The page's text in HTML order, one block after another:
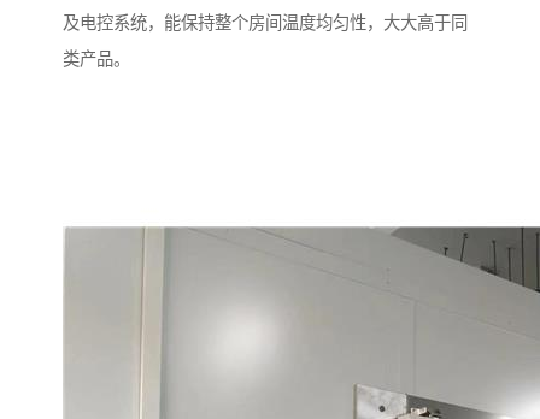
及电控系统，能保持整个房间温度均匀性，大大高于同
类产品。